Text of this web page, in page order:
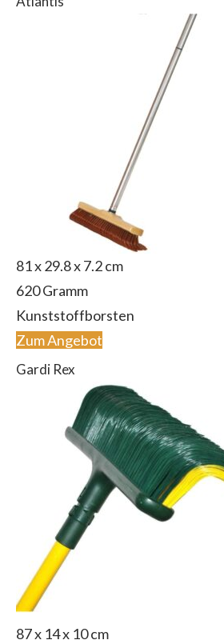
‎81 x 29.8 x 7.2 cm
620 Gramm
Kunststoffborsten
Zum Angebot
Gardi Rex
87 x 14 x 10 cm